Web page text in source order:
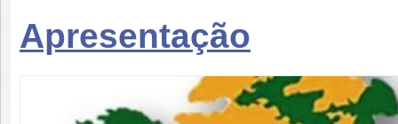
Apresentação